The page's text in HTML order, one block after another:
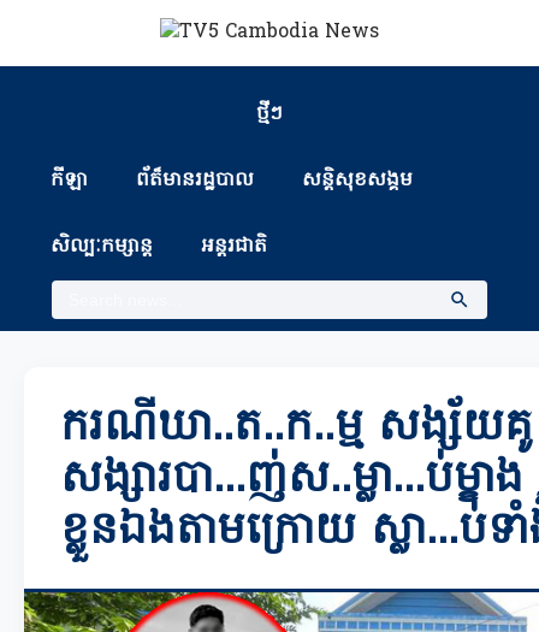
ថ្មីៗ
កីឡា ព័ត៏មានរដ្ឋបាល សន្តិសុខសង្គម
សិល្បៈកម្សាន្ត អន្តរជាតិ
ករណីឃា..ត..ក..ម្ម សង្ស័យគូ
សង្សារបា...ញ់ស..ម្លា...ប់ម្ខា
ខ្លួនឯងតាមក្រោយ ស្លា...ប់ទ